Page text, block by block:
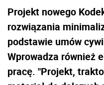
Projekt nowego
rozwiązania
podstawie umów
Wprowadza również
pracę. "Projekt,